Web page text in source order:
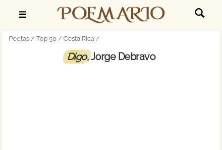
☰
Poetas Top 50 Costa Rica
Digo, Jorge Debravo